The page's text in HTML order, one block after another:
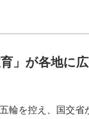
」が各地に
輪を控え、国交省